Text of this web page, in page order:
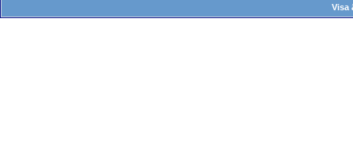
Visa